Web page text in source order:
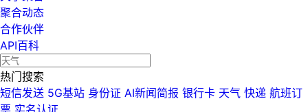
聚合动态
合作伙伴
API百科
热门搜索
短信发送 5G基站 身份证 AI新闻简报 银行卡 天气 快递 航班订
票 实名认证